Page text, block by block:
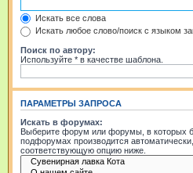
Искать все слова
Искать любое слово/поиск с языком
Поиск по автору:
Используйте * в качестве шаблона.
ПАРАМЕТРЫ ЗАПРОСА
Искать в форумах:
Выберите форум или форумы, в которых
подфорумах производится
соответствующую опцию ниже.